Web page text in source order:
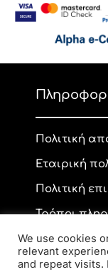
Πολιτική
Εταιρική
Πολιτική
Τρόποι
We use cookies
relevant
and repeat visits.